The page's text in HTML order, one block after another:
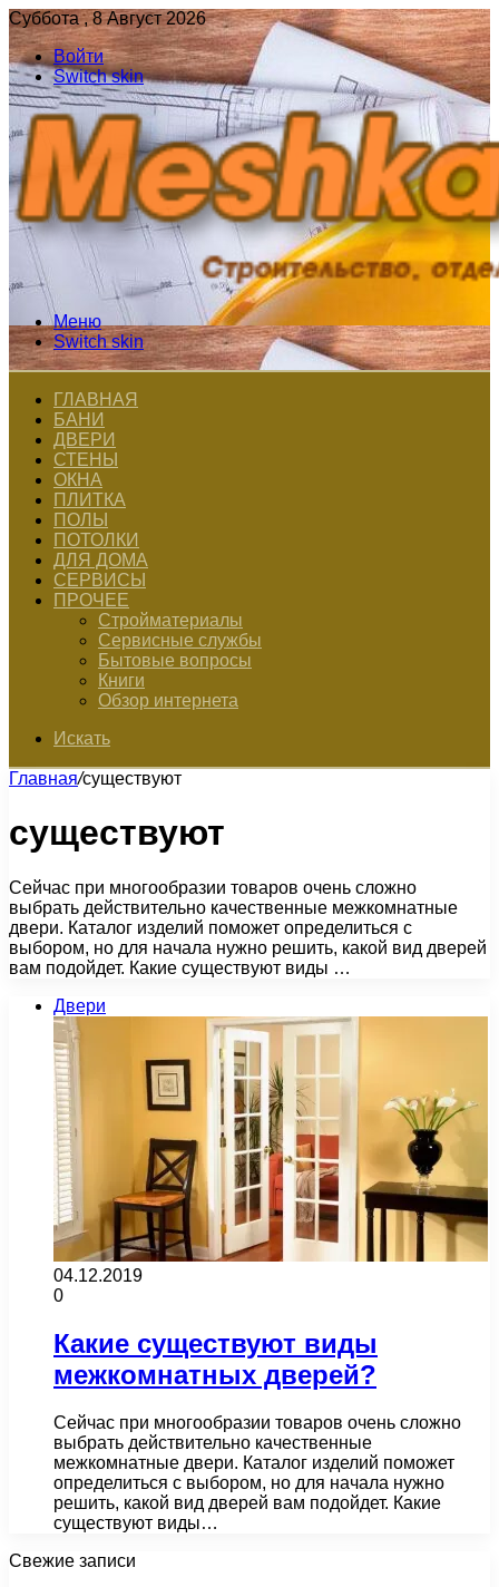
Суббота , 8 Август 2026
Войти
Switch skin
Меню
Switch skin
ГЛАВНАЯ
БАНИ
ДВЕРИ
СТЕНЫ
ОКНА
ПЛИТКА
ПОЛЫ
ПОТОЛКИ
ДЛЯ ДОМА
СЕРВИСЫ
ПРОЧЕЕ
Стройматериалы
Сервисные службы
Бытовые вопросы
Книги
Обзор интернета
Искать
Главная/существуют
существуют
Сейчас при многообразии товаров очень сложно
выбрать действительно качественные межкомнатные
двери. Каталог изделий поможет определиться с
выбором, но для начала нужно решить, какой вид дверей
вам подойдет. Какие существуют виды …
Двери
04.12.2019
0
Какие существуют виды
межкомнатных дверей?
Сейчас при многообразии товаров очень сложно
выбрать действительно качественные
межкомнатные двери. Каталог изделий поможет
определиться с выбором, но для начала нужно
решить, какой вид дверей вам подойдет. Какие
существуют виды…
Свежие записи